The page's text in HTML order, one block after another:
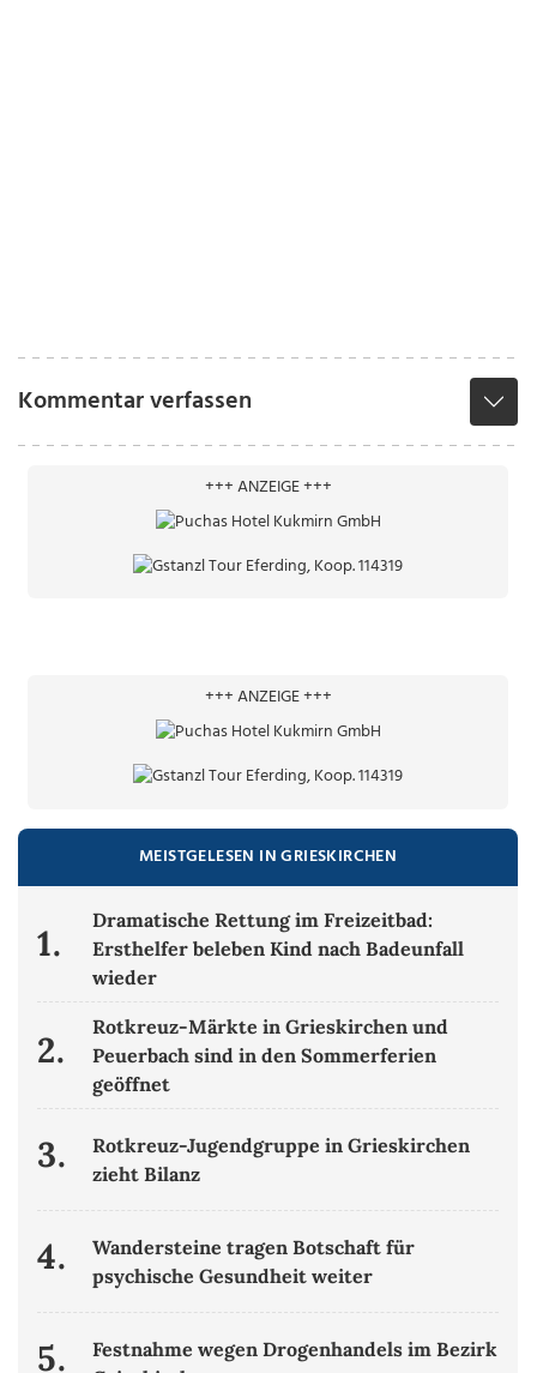
Kommentar verfassen
+++ ANZEIGE +++
+++ ANZEIGE +++
MEISTGELESEN IN GRIESKIRCHEN
1.
Dramatische Rettung im Freizeitbad:
Ersthelfer beleben Kind nach Badeunfall
wieder
2.
Rotkreuz-Märkte in Grieskirchen und
Peuerbach sind in den Sommerferien
geöffnet
3.
Rotkreuz-Jugendgruppe in Grieskirchen
zieht Bilanz
4.
Wandersteine tragen Botschaft für
psychische Gesundheit weiter
5.
Festnahme wegen Drogenhandels im Bezirk